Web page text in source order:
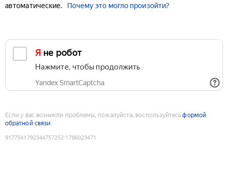
автоматические.
Почему это могло произойти?
Я не робот
Нажмите, чтобы продолжить
Yandex SmartCaptcha
Если у вас возникли проблемы, пожалуйста, воспользуйтесьформой
обратной связи
9177541792344757252:1786023471